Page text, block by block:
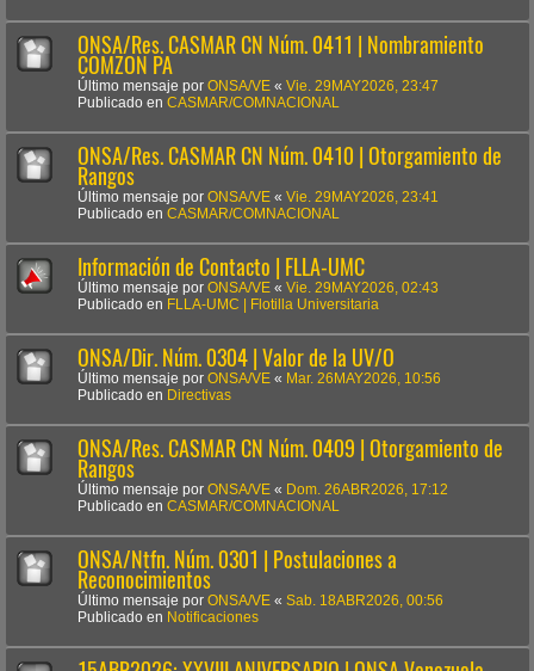
ONSA/Res. CASMAR CN Núm. 0411 | Nombramiento
COMZON PA
Último mensaje por ONSA/VE « Vie. 29MAY2026, 23:47
Publicado en CASMAR/COMNACIONAL
ONSA/Res. CASMAR CN Núm. 0410 | Otorgamiento de
Rangos
Último mensaje por ONSA/VE « Vie. 29MAY2026, 23:41
Publicado en CASMAR/COMNACIONAL
Información de Contacto | FLLA-UMC
Último mensaje por ONSA/VE « Vie. 29MAY2026, 02:43
Publicado en FLLA-UMC | Flotilla Universitaria
ONSA/Dir. Núm. 0304 | Valor de la UV/O
Último mensaje por ONSA/VE « Mar. 26MAY2026, 10:56
Publicado en Directivas
ONSA/Res. CASMAR CN Núm. 0409 | Otorgamiento de
Rangos
Último mensaje por ONSA/VE « Dom. 26ABR2026, 17:12
Publicado en CASMAR/COMNACIONAL
ONSA/Ntfn. Núm. 0301 | Postulaciones a
Reconocimientos
Último mensaje por ONSA/VE « Sab. 18ABR2026, 00:56
Publicado en Notificaciones